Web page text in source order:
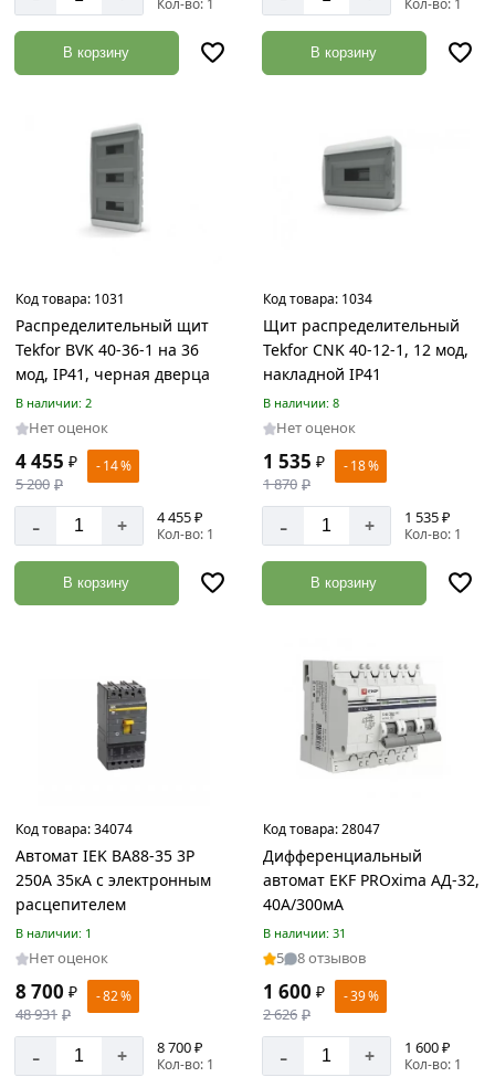
Пиломатериалы
Товаров
Имитация
Товаров
Листовые
материалы
Товаров
по
акции:
6
Доска
обрезная
Товаров
акции:
Товаров
по
акции:
1
Террасная
Товаров
по
акции:
Кол-во: 1
В корзину
Кол-во: 1
В корзину
Код товара: 1031
Распределительный щит
Tekfor BVK 40-36-1 на 36
мод, IP41, черная дверца
В наличии: 2
Нет оценок
4 455 ₽
5 200 ₽
- 14 %
- + 4 455 ₽
Кол-во: 1
В корзину
Код товара: 1034
Щит распределительный
Tekfor CNK 40-12-1, 12 мод,
накладной IP41
В наличии: 8
Нет оценок
1 535 ₽
1 870 ₽
- 18 %
- + 1 535 ₽
Кол-во: 1
В корзину
Код товара:34074
Автомат IEK ВА88-35 3Р
250А 35кА с электронным
расцепителем
В наличии: 1
Нет оценок
8 700 ₽
48 931 ₽
- 82 %
- + 8 700 ₽
Кол-во: 1
Код товара:28047
Дифференциальный
автомат EKF PROxima АД-32,
40А/300мА
В наличии: 31
5 8 отзывов
1 600 ₽
2 626 ₽
- 39 %
- + 1 600 ₽
Кол-во: 1